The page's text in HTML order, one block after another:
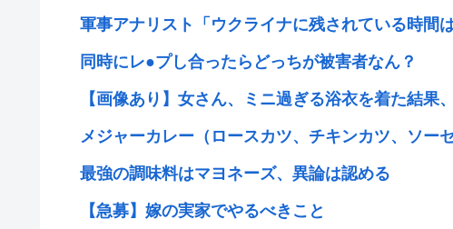
軍事アナリスト「ウクライナに残されている時間
同時にレ●プし合ったらどっちが被害者なん？
【画像あり】女さん、ミニ過ぎる浴衣を着た結果
メジャーカレー（ロースカツ、チキンカツ、ソー
最強の調味料はマヨネーズ、異論は認める
【急募】嫁の実家でやるべきこと